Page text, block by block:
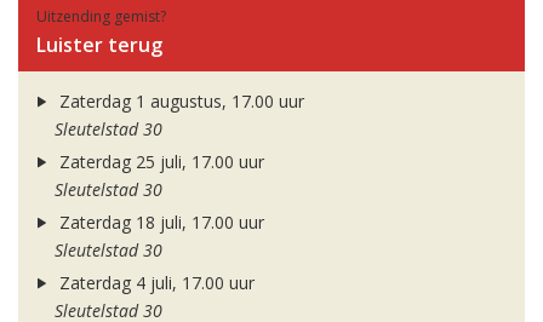
Uitzending gemist?
Luister terug
Zaterdag 1 augustus, 17.00 uur
Sleutelstad 30
Zaterdag 25 juli, 17.00 uur
Sleutelstad 30
Zaterdag 18 juli, 17.00 uur
Sleutelstad 30
Zaterdag 4 juli, 17.00 uur
Sleutelstad 30